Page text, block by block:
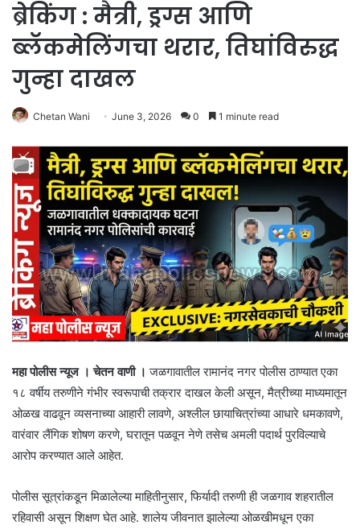
ब्रेकिंग : मैत्री, ड्रग्स आणि
ब्लॅकमेलिंगचा थरार, तिघांविरुद्ध
गुन्हा दाखल
Chetan Wani June 3, 2026 0 1 minute read
महा पोलीस न्यूज । चेतन वाणी । जळगावातील रामानंद नगर पोलीस ठाण्यात एका
१८ वर्षीय तरुणीने गंभीर स्वरूपाची तक्रार दाखल केली असून, मैत्रीच्या माध्यमातून
ओळख वाढवून व्यसनाच्या आहारी लावणे, अश्लील छायाचित्रांच्या आधारे धमकावणे,
वारंवार लैंगिक शोषण करणे, घरातून पळवून नेणे तसेच अमली पदार्थ पुरविल्याचे
आरोप करण्यात आले आहेत.
पोलीस सूत्रांकडून मिळालेल्या माहितीनुसार, फिर्यादी तरुणी ही जळगाव शहरातील
रहिवासी असून शिक्षण घेत आहे. शालेय जीवनात झालेल्या ओळखीमधून एका